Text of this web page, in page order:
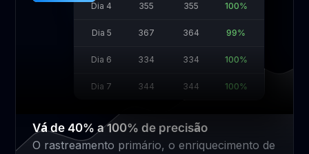
Dia 4 355 355 100%
Dia 5 367 364 99%
Dia 6 334 334 100%
Dia 7 344 344 100%
Vá de 40% a 100% de precisão
O rastreamento primário, o enriquecimento de